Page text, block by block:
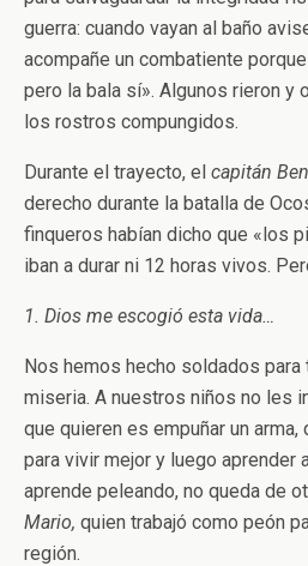
guerra: cuando vayan al baño
acompañe un combatiente
pero la bala sí». Algunos rieron y
los rostros compungidos.
Durante el trayecto, el capitán
derecho durante la batalla de
finqueros habían dicho que «los
iban a durar ni 12 horas vivos.
1. Dios me escogió esta vida…
Nos hemos hecho soldados para
miseria. A nuestros niños no les
que quieren es empuñar un
para vivir mejor y luego aprender
aprende peleando, no queda de
Mario, quien trabajó como peón
región.